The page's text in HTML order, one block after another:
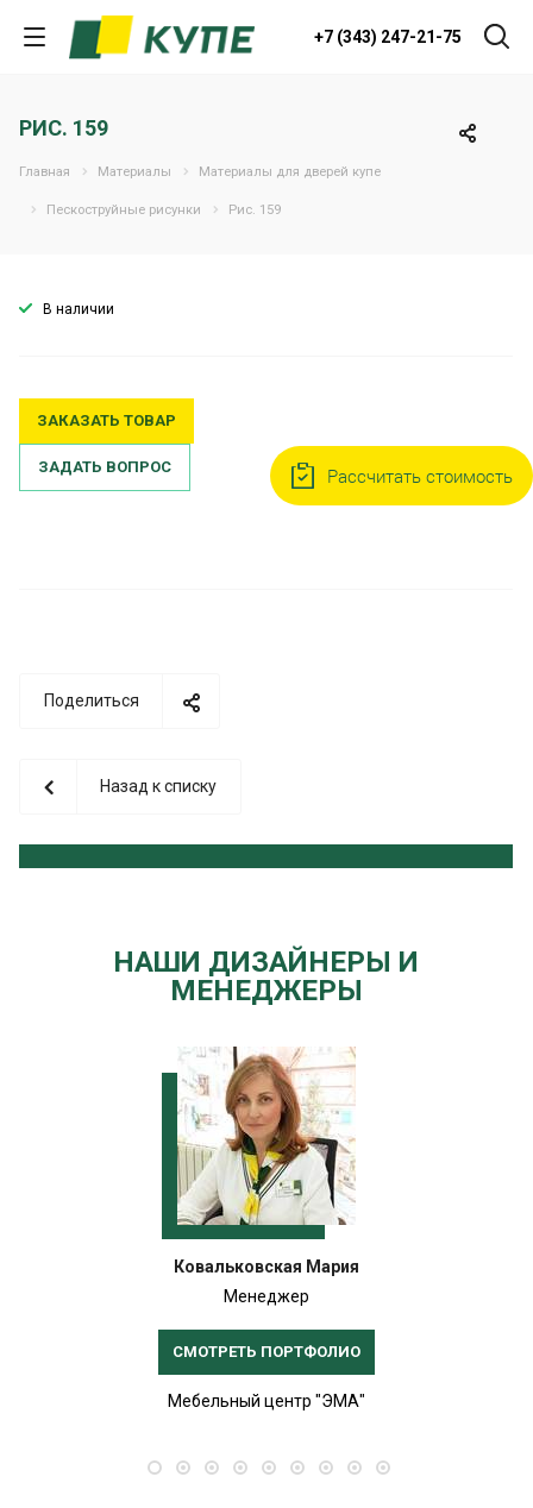
+7 (343) 247-21-75
РИС. 159
Главная Материалы Материалы для дверей купе
Пескоструйные рисунки Рис. 159
В наличии
ЗАКАЗАТЬ ТОВАР
ЗАДАТЬ ВОПРОС
Поделиться
Назад к списку
НАШИ ДИЗАЙНЕРЫ И
МЕНЕДЖЕРЫ
Ковальковская Мария
Менеджер
СМОТРЕТЬ ПОРТФОЛИО
Мебельный центр "ЭМА"
Рассчитать стоимость